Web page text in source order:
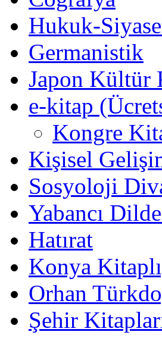
Hukuk-
Germanistik
Japon Kültür
e-kitap
Kongre
Kişisel
Sosyoloji
Yabancı
Hatırat
Konya
Orhan
Şehir